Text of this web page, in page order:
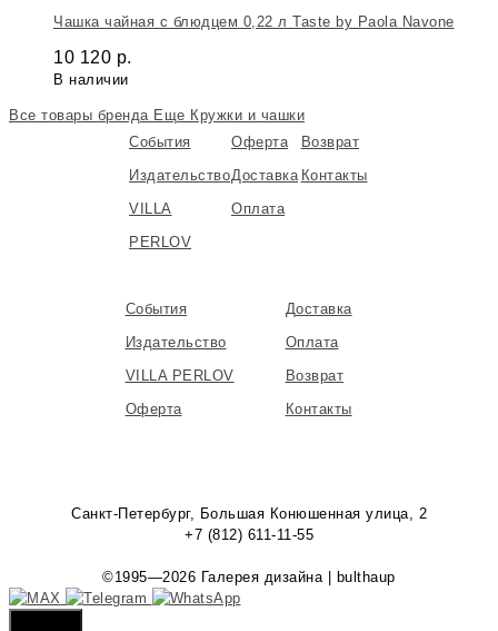
Чашка чайная с блюдцем 0,22 л Taste by Paola Navone
10 120 р.
В наличии
Все товары бренда Еще Кружки и чашки
События
Издательство
VILLA
PERLOV
Оферта
Доставка
Оплата
Возврат
Контакты
События
Издательство
VILLA PERLOV
Оферта
Доставка
Оплата
Возврат
Контакты
Санкт-Петербург, Большая Конюшенная улица, 2
+7 (812) 611-11-55
©1995—2026 Галерея дизайна | bulthaup